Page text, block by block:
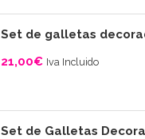
Set de galletas
21,00€ Iva Incluido
Set de Galletas